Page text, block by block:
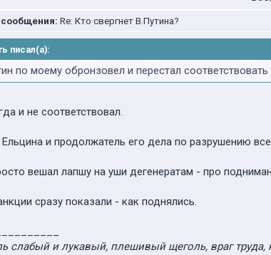
сообщения: Re: Кто свергнет В.Путина?
писал(а):
по моему обронзовел и перестал
и не соответствовал.
и продолжатель его дела по разрушению
вешал лапшу на уши дегенератам - про
сразу показали - как поднялись.
слабый и лукавый, плешивый щеголь, враг